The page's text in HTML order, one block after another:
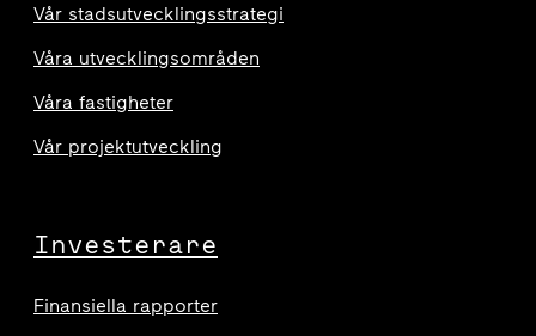
Vår stadsutvecklingsstrategi
Våra utvecklingsområden
Våra fastigheter
Vår projektutveckling
Investerare
Finansiella rapporter